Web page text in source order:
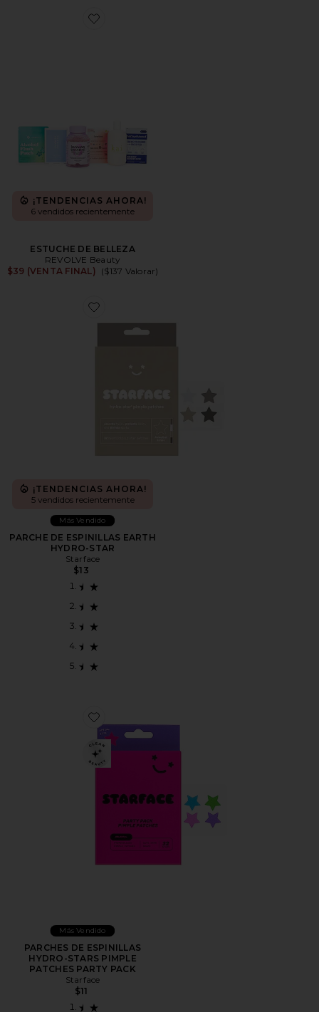
Favorite ESTUCHE DE BELLEZA
¡TENDENCIAS AHORA!
6 vendidos recientemente
ESTUCHE DE BELLEZA
REVOLVE Beauty
$39 (VENTA FINAL)
($137 Valorar)
Favorite PARCHE DE ESPINILLAS EARTH HYDRO-
¡TENDENCIAS AHORA!
5 vendidos recientemente
Más Vendido
PARCHE DE ESPINILLAS EARTH
HYDRO-STAR
Starface
$13
Favorite PARCHES DE ESPINILLAS HYDRO-STARS
Más Vendido
PARCHES DE ESPINILLAS
HYDRO-STARS PIMPLE
PATCHES PARTY PACK
Starface
$11